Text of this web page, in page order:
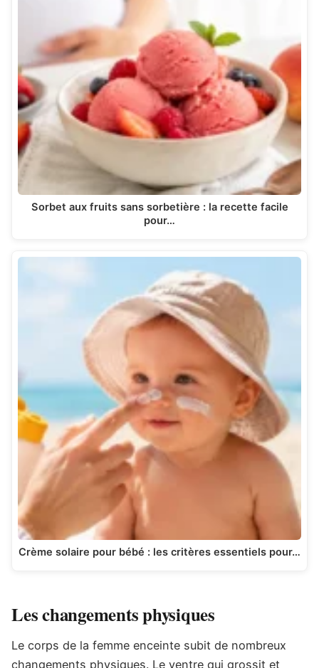
Sorbet aux fruits sans sorbetière : la recette facile
pour…
Crème solaire pour bébé : les critères essentiels pour…
Les changements physiques
Le corps de la femme enceinte subit de nombreux
changements physiques. Le ventre qui grossit et